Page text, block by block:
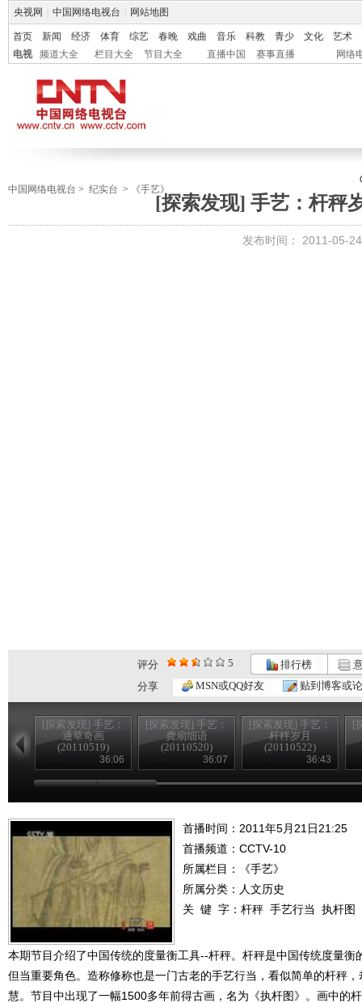
央视网 中国网络电视台 网站地图
首页 新闻 经济 体育 综艺 春晚 戏曲 音乐 科教 青少 文化
艺术
电视
频道大全 栏目大全 节目大全 直播中国 赛事直播 网络
中国网络电视台 > 纪实台 > 《手艺》
[探索发现] 手艺：杆秤
发布时间： 2011-05-
评分 5 排行榜
分享
MSN或QQ好友 贴到博客或
[探索发现] 手艺：
通草奇画
(20110519)
36:06
[探索发现] 手艺：
龚扇细语
(20110520)
36:07
[探索发现] 手艺：
杆秤岁月
(20110522)
36:43
[
首播时间：2011年5月21日21:25
首播频道： CCTV-10
所属栏目：
《手艺》
所属分类：人文历史
关 键 字： 杆秤 手艺行当 执杆图
本期节目介绍了中国传统的度量衡工具--杆秤。杆秤是中国传统度量衡
但当重要角色。造称修称也是一门古老的手艺行当，看似简单的杆秤
慧。节目中出现了一幅1500多年前得古画，名为《执杆图》。画中的